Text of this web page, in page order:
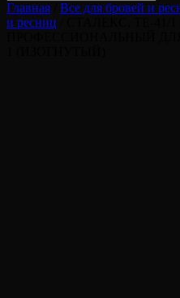
Главная Все для бровей и
и ресниц